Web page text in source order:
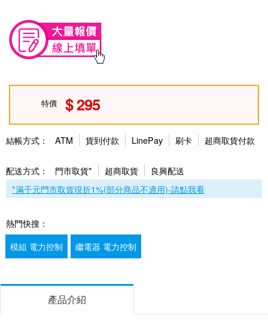
特價 295
結帳方式： ATM 貨到付款 LinePay 刷卡 超商取貨付款
配送方式： 門市取貨* 超商取貨
良興配送
*滿千元門市取貨現折1%(部分商品不適用)-請點我看
熱門快搜：
模組 電力控制
繼電器 電力控制
產品介紹